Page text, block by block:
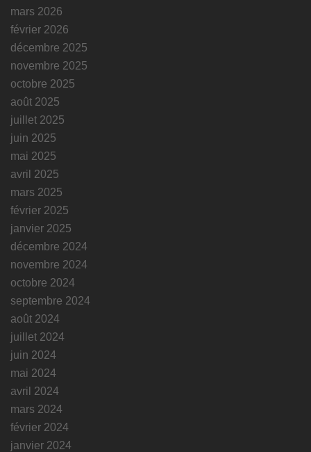
mars 2026
février 2026
décembre 2025
novembre 2025
octobre 2025
août 2025
juillet 2025
juin 2025
mai 2025
avril 2025
mars 2025
février 2025
janvier 2025
décembre 2024
novembre 2024
octobre 2024
septembre 2024
août 2024
juillet 2024
juin 2024
mai 2024
avril 2024
mars 2024
février 2024
janvier 2024